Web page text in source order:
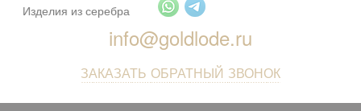
Изделия из серебра
info@goldlode.ru
ЗАКАЗАТЬ ОБРАТНЫЙ ЗВОНОК